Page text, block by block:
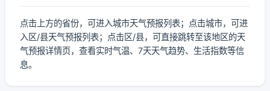
点击上方的省份，可进入城市天气预报列表；点击城市，可进
入区/县天气预报列表；点击区/县，可直接跳转至该地区的天
气预报详情页，查看实时气温、7天天气趋势、生活指数等信
息。